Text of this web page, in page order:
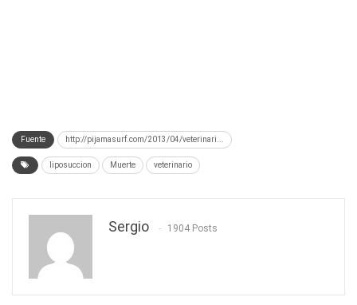
Fuente http://pijamasurf.com/2013/04/veterinari...
liposuccion Muerte veterinario
Sergio 1904 Posts